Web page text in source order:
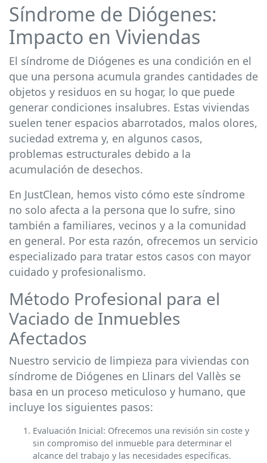
Síndrome de Diógenes:
Impacto en Viviendas
El síndrome de Diógenes es una condición en el
que una persona acumula grandes cantidades de
objetos y residuos en su hogar, lo que puede
generar condiciones insalubres. Estas viviendas
suelen tener espacios abarrotados, malos olores,
suciedad extrema y, en algunos casos,
problemas estructurales debido a la
acumulación de desechos.
En JustClean, hemos visto cómo este síndrome
no solo afecta a la persona que lo sufre, sino
también a familiares, vecinos y a la comunidad
en general. Por esta razón, ofrecemos un servicio
especializado para tratar estos casos con mayor
cuidado y profesionalismo.
Método Profesional para el
Vaciado de Inmuebles
Afectados
Nuestro servicio de limpieza para viviendas con
síndrome de Diógenes en Llinars del Vallès se
basa en un proceso meticuloso y humano, que
incluye los siguientes pasos:
Evaluación Inicial: Ofrecemos una revisión sin coste y
sin compromiso del inmueble para determinar el
alcance del trabajo y las necesidades específicas.